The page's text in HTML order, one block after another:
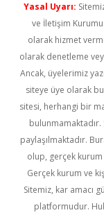
Yasal Uyarı:
ve İletişim Kurumu
olarak hizmet
olarak denetleme
Ancak, üyelerimiz
siteye üye olarak
sitesi, herhangi bir
bulunmamaktadır.
paylaşılmaktadır.
olup, gerçek kurum
Gerçek kurum ve
Sitemiz, kar amacı
platformudur.